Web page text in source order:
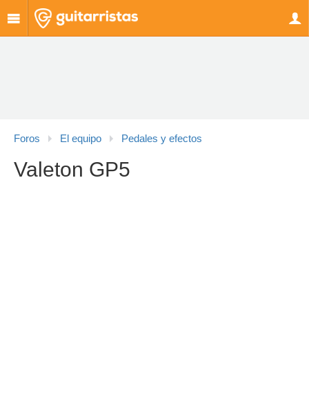
Foros El equipo Pedales y efectos
Valeton GP5